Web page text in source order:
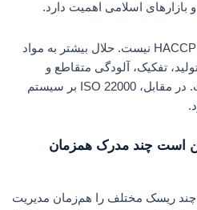
بازارهای اسلامی اهمیت دارد.
حلال جایگزین ISO 22000 یا HACCP نیست. حلال بیشتر به مواد
تفکیک، آلودگی متقاطع و
الزامات شرعی مربوط است. در مقابل، ISO 22000 بر سیستم
است چند مدرک همزمان
ریسک مختلف را هم‌زمان مدیریت